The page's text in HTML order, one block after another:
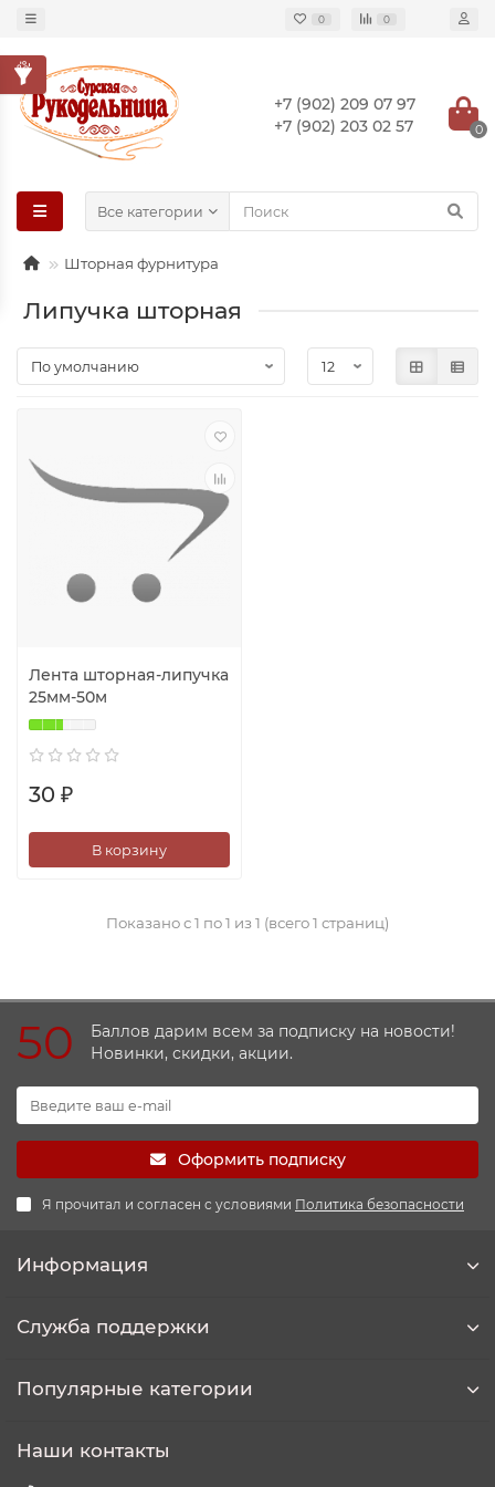
0 0
+7 (902) 209 07 97
+7 (902) 203 02 57
0
Все категории
Шторная фурнитура
Липучка шторная
Лента шторная-липучка
25мм-50м
30 ₽
В корзину
Показано с 1 по 1 из 1 (всего 1 страниц)
50
Баллов дарим всем за подписку на новости!
Новинки, скидки, акции.
Оформить подписку
Я прочитал и согласен с условиями Политика безопасности
Информация
Служба поддержки
Популярные категории
Наши контакты